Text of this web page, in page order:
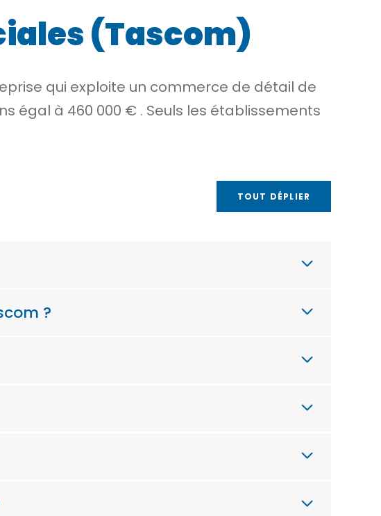
(Tascom)
qui exploite un commerce de détail de
égal à 460 000 € . Seuls les établissements
TOUT DÉPLIER
?